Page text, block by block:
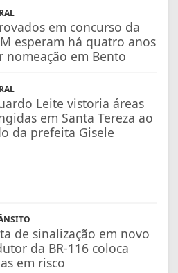
em concurso da
esperam há quatro anos
nomeação em Bento
Leite vistoria áreas
em Santa Tereza ao
da prefeita Gisele
de sinalização em novo
da BR-116 coloca
em risco